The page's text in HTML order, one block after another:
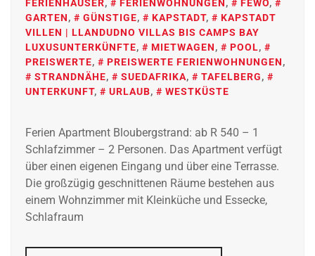
FERIENHÄUSER, FERIENWOHNUNGEN, FEWO,
GARTEN, GÜNSTIGE, KAPSTADT,
KAPSTADT
VILLEN | LLANDUDNO VILLAS BIS CAMPS BAY
LUXUSUNTERKÜNFTE, MIETWAGEN, POOL,
PREISWERTE, PREISWERTE FERIENWOHNUNGEN,
STRANDNÄHE, SUEDAFRIKA, TAFELBERG,
UNTERKUNFT, URLAUB, WESTKÜSTE
Ferien Apartment Bloubergstrand: ab R 540 – 1
Schlafzimmer – 2 Personen. Das Apartment verfügt
über einen eigenen Eingang und über eine Terrasse.
Die großzügig geschnittenen Räume bestehen aus
einem Wohnzimmer mit Kleinküche und Essecke,
Schlafraum